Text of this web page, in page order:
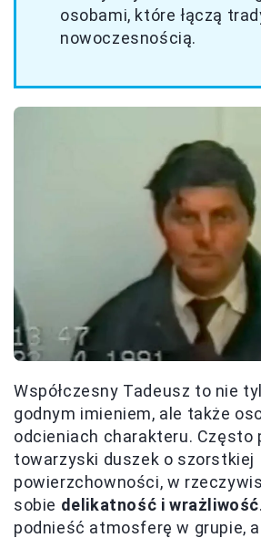
osobami, które łączą
nowoczesnością.
Współczesny Tadeusz to nie
godnym imieniem, ale także
odcieniach charakteru. Często
towarzyski duszek o szorstkiej
powierzchowności, w
sobie delikatność i wrażliwość
podnieść atmosferę w grupie,